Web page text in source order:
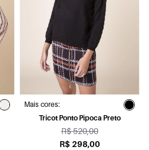
Mais cores:
Tricot Ponto Pipoca Preto
R$ 520,00
R$ 298,00